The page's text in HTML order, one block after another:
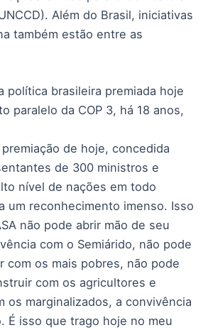
Além do Brasil, iniciativas
também estão entre as
política brasileira premiada hoje
paralelo da COP 3, há 18 anos,
de hoje, concedida
de 300 ministros e
nível de nações em todo
um reconhecimento imenso. Isso
não pode abrir mão de seu
com o Semiárido, não pode
com os mais pobres, não pode
com os agricultores e
os marginalizados, a convivência
É isso que trago hoje no meu